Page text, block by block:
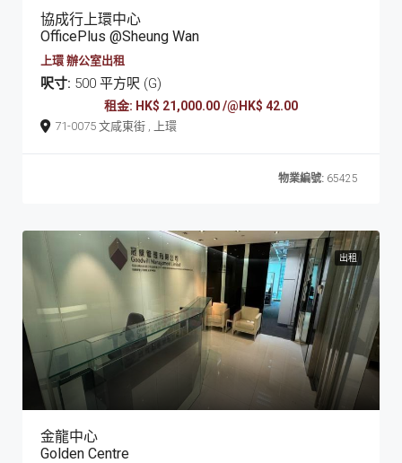
協成行上環中心
OfficePlus @Sheung Wan
上環 辦公室出租
呎寸: 500 平方呎 (G)
租金: HK$ 21,000.00 /@HK$ 42.00
71-0075 文咸東街 , 上環
物業編號: 65425
出租
金龍中心
Golden Centre